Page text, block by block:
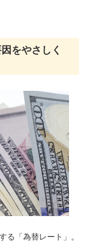
をやさしく
る「為替レート」。